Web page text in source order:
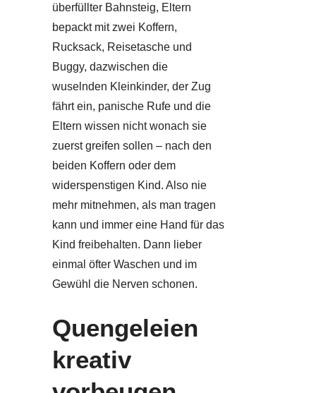
überfüllter Bahnsteig, Eltern
bepackt mit zwei Koffern,
Rucksack, Reisetasche und
Buggy, dazwischen die
wuselnden Kleinkinder, der Zug
fährt ein, panische Rufe und die
Eltern wissen nicht wonach sie
zuerst greifen sollen – nach den
beiden Koffern oder dem
widerspenstigen Kind. Also nie
mehr mitnehmen, als man tragen
kann und immer eine Hand für das
Kind freibehalten. Dann lieber
einmal öfter Waschen und im
Gewühl die Nerven schonen.
Quengeleien
kreativ